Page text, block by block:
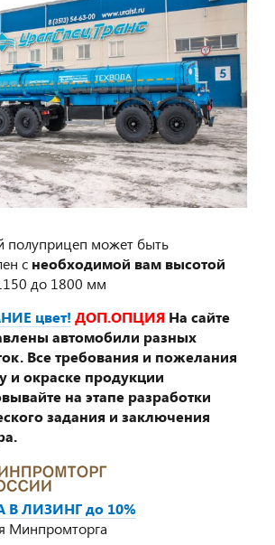
полуприцеп может быть
с необходимой вам высотой
до 1800 мм
цвет! ДОП.ОПЦИЯ На сайте
автомобили разных
Все требования и пожелания
и окраске продукции
на этапе разработки
задания и заключения
В ЛИЗИНГ до 10%
Минпромторга